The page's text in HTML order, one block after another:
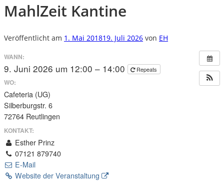
MahlZeit Kantine
Veröffentlicht am 1. Mai 201819. Juli 2026 von EH
WANN:
9. Juni 2026 um 12:00 – 14:00 Repeats
WO:
Cafeteria (UG)
Silberburgstr. 6
72764 Reutlingen
KONTAKT:
Esther Prinz
07121 879740
E-Mail
Website der Veranstaltung